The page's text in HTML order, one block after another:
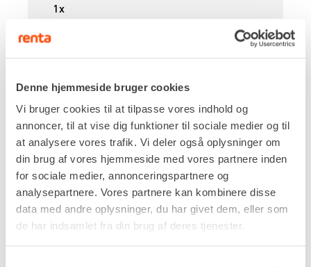
Denne hjemmeside bruger cookies
Vi bruger cookies til at tilpasse vores indhold og
annoncer, til at vise dig funktioner til sociale medier og til
at analysere vores trafik. Vi deler også oplysninger om
din brug af vores hjemmeside med vores partnere inden
for sociale medier, annonceringspartnere og
analysepartnere. Vores partnere kan kombinere disse
data med andre oplysninger, du har givet dem, eller som
de har indsamlet fra din brug af deres tjenester.
1x
Egenvægt
Pr. dag
Ekskl. moms
Der beregnes kalenderdage på tavlemateriel.
Renta udlejer kun til erhverv. Gyldigt CVR-
nummer er påkrævet.
LEJ NU Flere informationer